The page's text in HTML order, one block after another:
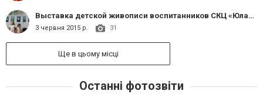
Выставка детской живописи воспитанников СКЦ «Юла»+бесплатный мастер класс
3 червня 2015 р. 31
Ще в цьому місці
Останні фотозвіти